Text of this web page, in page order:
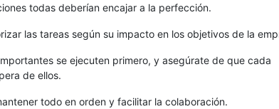
todas deberían encajar a la perfección.
las tareas según su impacto en los objetivos de la
se ejecuten primero, y asegúrate de que cada
de ellos.
todo en orden y facilitar la colaboración.